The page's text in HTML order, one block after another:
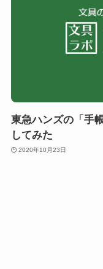
東急ハンズの「手
してみた
2020年10月23日